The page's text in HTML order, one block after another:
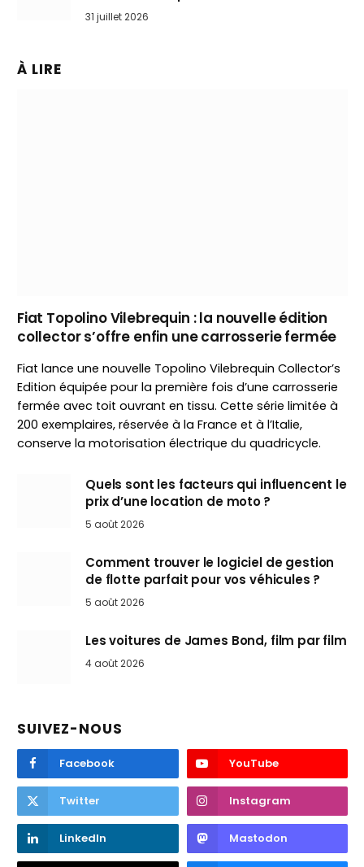
31 juillet 2026
À LIRE
Fiat Topolino Vilebrequin : la nouvelle édition
collector s’offre enfin une carrosserie fermée
Fiat lance une nouvelle Topolino Vilebrequin Collector’s
Edition équipée pour la première fois d’une carrosserie
fermée avec toit ouvrant en tissu. Cette série limitée à
200 exemplaires, réservée à la France et à l’Italie,
conserve la motorisation électrique du quadricycle.
Quels sont les facteurs qui influencent le
prix d’une location de moto ?
5 août 2026
Comment trouver le logiciel de gestion
de flotte parfait pour vos véhicules ?
5 août 2026
Les voitures de James Bond, film par film
4 août 2026
SUIVEZ-NOUS
Facebook YouTube
Twitter Instagram
LinkedIn Mastodon